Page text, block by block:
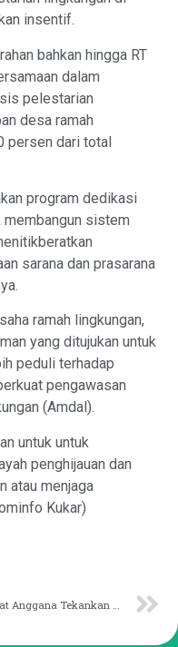
insentif.
bahkan hingga RT
dalam
pelestarian
desa ramah
persen dari total
program dedikasi
membangun sistem
sarana dan prasarana
ramah lingkungan,
yang ditujukan untuk
peduli terhadap
pengawasan
(Amdal).
untuk untuk
penghijauan dan
atau menjaga
Kukar)
Camat Anggana Tekankan Pentingnya Kebutuhan Dasar